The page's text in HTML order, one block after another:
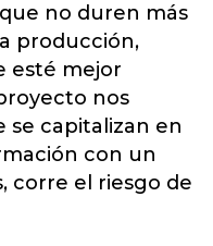
no duren más
producción,
esté mejor
nos
se capitalizan en
con un
corre el riesgo de